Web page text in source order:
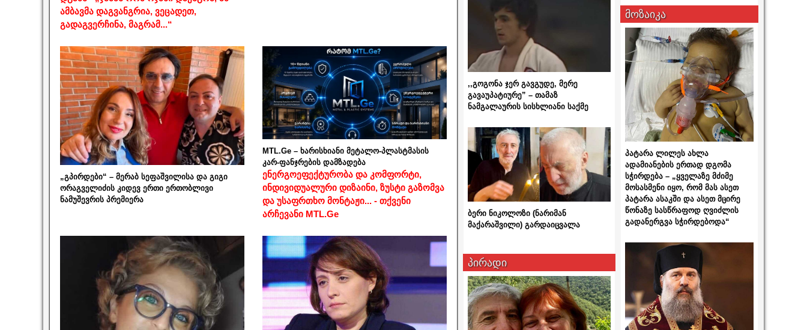
ამბავმა დაგვანგრია, ვეცადეთ,
გადაგვერჩინა, მაგრამ...“
„გპირდები“ – მერაბ სეფაშვილისა და გიგი
ორაგველიძის კიდევ ერთი ერთობლივი
ნამუშევრის პრემიერა
MTL.Ge – ხარისხიანი მეტალო-პლასტმასის
კარ-ფანჯრების დამზადება
ენერგოეფექტურობა და კომფორტი,
ინდივიდუალური დიზაინი, ზუსტი გაზომვა
და უსაფრთხო მონტაჟი... - თქვენი
არჩევანი MTL.Ge
,,გოგონა ჯერ გავგუდე, მერე
გავაუპატიურე” – თამაზ
ნამგალაურის სისხლიანი საქმე
ბერი ნიკოლოზი (ნარიმან
მაქარაშვილი) გარდაიცვალა
პირადი
მოზაიკა
პატარა ლილეს ახლა
ადამიანების ერთად დგომა
სჭირდება – „ყველაზე მძიმე
მოსასმენი იყო, რომ მას ასეთ
პატარა ასაკში და ასეთ მცირე
წონაზე სასწრაფოდ ღვიძლის
გადანერგვა სჭირდებოდა“